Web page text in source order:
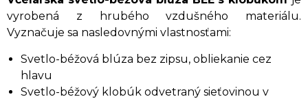
vyrobená z hrubého vzdušného materiálu.
Vyznačuje sa nasledovnými vlastnosťami:
Svetlo-béžová blúza bez zipsu, obliekanie cez
hlavu
Svetlo-béžový klobúk odvetraný sieťovinou v